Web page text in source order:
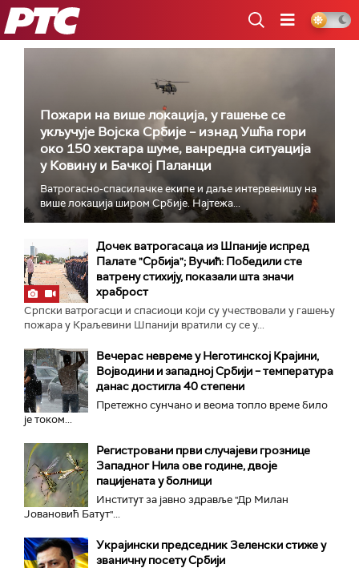
РТС
Пожари на више локација, у гашење се
укључује Војска Србије – изнад Ушћа гори
око 150 хектара шуме, ванредна ситуација
у Ковину и Бачкој Паланци
Ватрогасно-спасилачке екипе и даље интервенишу на
више локација широм Србије. Најтежа...
Дочек ватрогасаца из Шпаније испред
Палате "Србија"; Вучић: Победили сте
ватрену стихију, показали шта значи
храброст
Српски ватрогасци и спасиоци који су учествовали у гашењу
пожара у Краљевини Шпанији вратили су се у...
Вечерас невреме у Неготинској Крајини,
Војводини и западној Србији – температура
данас достигла 40 степени
Претежно сунчано и веома топло време било
је током...
Регистровани први случајеви грознице
Западног Нила ове године, двоје
пацијената у болници
Институт за јавно здравље "Др Милан
Јовановић Батут"...
Украјински председник Зеленски стиже у
званичну посету Србији